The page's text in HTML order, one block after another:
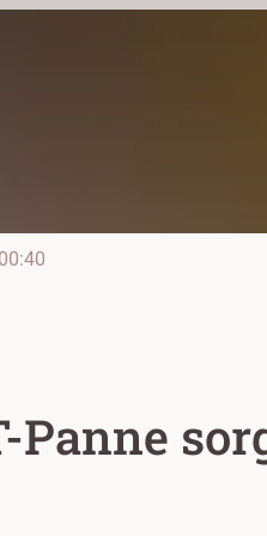
00:40
Panne